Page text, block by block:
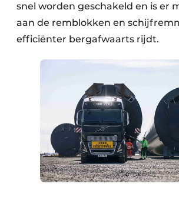
snel worden geschakeld en is er
aan de remblokken en
efficiënter bergafwaarts rijdt.